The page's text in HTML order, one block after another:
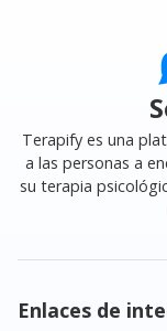
Terapify es una
a las personas a
su terapia
Enlaces de